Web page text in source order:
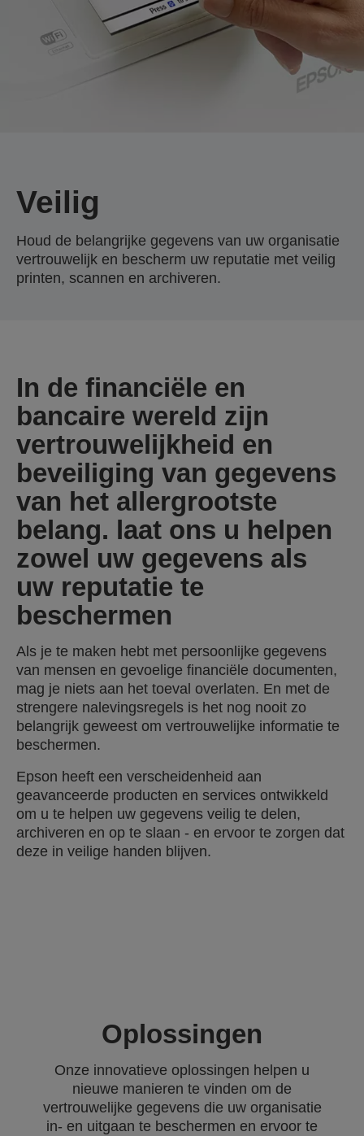
Veilig
Houd de belangrijke gegevens van uw organisatie
vertrouwelijk en bescherm uw reputatie met veilig
printen, scannen en archiveren.
In de financiële en
bancaire wereld zijn
vertrouwelijkheid en
beveiliging van gegevens
van het allergrootste
belang. laat ons u helpen
zowel uw gegevens als
uw reputatie te
beschermen
Als je te maken hebt met persoonlijke gegevens
van mensen en gevoelige financiële documenten,
mag je niets aan het toeval overlaten. En met de
strengere nalevingsregels is het nog nooit zo
belangrijk geweest om vertrouwelijke informatie te
beschermen.
Epson heeft een verscheidenheid aan
geavanceerde producten en services ontwikkeld
om u te helpen uw gegevens veilig te delen,
archiveren en op te slaan - en ervoor te zorgen dat
deze in veilige handen blijven.
Oplossingen
Onze innovatieve oplossingen helpen u
nieuwe manieren te vinden om de
vertrouwelijke gegevens die uw organisatie
in- en uitgaan te beschermen en ervoor te